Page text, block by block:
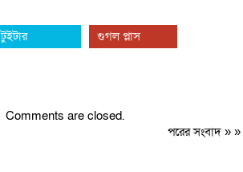
টুইটার গুগল প্লাস
Comments are closed.
পরের সংবাদ» »